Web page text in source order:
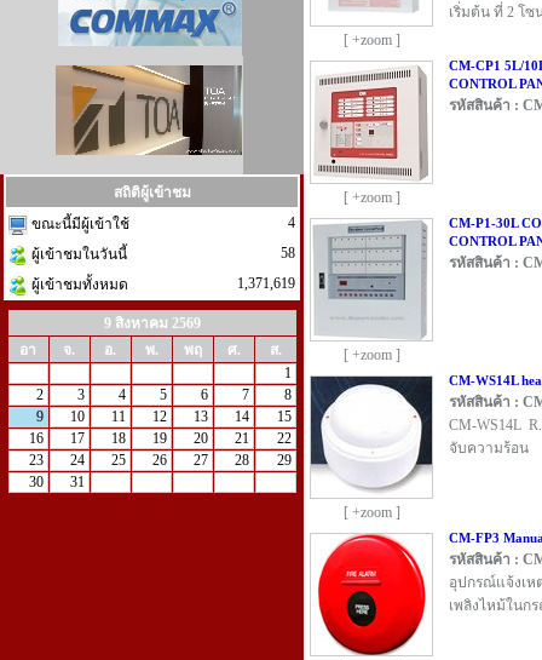
สถิติผู้เข้าชม
ขณะนี้มีผู้เข้าใช้
4
ผู้เข้าชมในวันนี้
58
ผู้เข้าชมทั้งหมด
1,371,619
9 สิงหาคม 2569
อา
จ. อ. พ. พฤ ศ.
ส.
1
2
3 4 5 6 7
8
9
10 11 12 13 14
15
16
17 18 19 20 21
22
23
24 25 26 27 28
29
30
31
[ +zoom ]
เริ่มต้น ที่ 2 โซ
[ +zoom ]
CM-CP1 5L/
CONTROL
รหัสสินค้า :
[ +zoom ]
CM-P1-30L
CONTROL
รหัสสินค้า :
[ +zoom ]
CM-WS14L
รหัสสินค้า :
CM-WS14L
จับความร้อน
CM-FP3
รหัสสินค้า :
อุปกรณ์แจ้งเห
เพลิงไหม้ในก